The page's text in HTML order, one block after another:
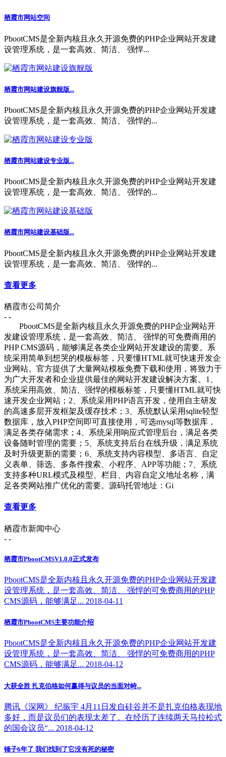
栖霞市网站空间
PbootCMS是全新内核且永久开源免费的PHP企业网站开发建
设管理系统，是一套高效、简洁、 强悍...
栖霞市网站建设旗舰版...
PbootCMS是全新内核且永久开源免费的PHP企业网站开发建
设管理系统，是一套高效、简洁、 强悍的...
栖霞市网站建设专业版...
PbootCMS是全新内核且永久开源免费的PHP企业网站开发建
设管理系统，是一套高效、简洁、 强悍的...
栖霞市网站建设基础版...
PbootCMS是全新内核且永久开源免费的PHP企业网站开发建
设管理系统，是一套高效、简洁、 强悍的...
查看更多
栖霞市公司简介
- -
PbootCMS是全新内核且永久开源免费的PHP企业网站开
发建设管理系统，是一套高效、简洁、 强悍的可免费商用的
PHP CMS源码，能够满足各类企业网站开发建设的需要。系
统采用简单到想哭的模板标签，只要懂HTML就可快速开发企
业网站。官方提供了大量网站模板免费下载和使用，将致力于
为广大开发者和企业提供最佳的网站开发建设解决方案。1、
系统采用高效、简洁、强悍的模板标签，只要懂HTML就可快
速开发企业网站；2、系统采用PHP语言开发，使用自主研发
的高速多层开发框架及缓存技术；3、系统默认采用sqlite轻型
数据库，放入PHP空间即可直接使用，可选mysql等数据库，
满足各类存储需求；4、系统采用响应式管理后台，满足各类
设备随时管理的需要；5、系统支持后台在线升级，满足系统
及时升级更新的需要；6、系统支持内容模型、多语言、自定
义表单、筛选、多条件搜索、小程序、APP等功能；7、系统
支持多种URL模式及模型、栏目、内容自定义地址名称，满
足各类网站推广优化的需要。源码托管地址：Gi
查看更多
栖霞市新闻中心
- -
栖霞市PbootCMSV1.0.0正式发布
PbootCMS是全新内核且永久开源免费的PHP企业网站开发建
设管理系统，是一套高效、简洁、 强悍的可免费商用的PHP
CMS源码，能够满足... 2018-04-11
栖霞市PbootCMS主要功能介绍
PbootCMS是全新内核且永久开源免费的PHP企业网站开发建
设管理系统，是一套高效、简洁、 强悍的可免费商用的PHP
CMS源码，能够满足... 2018-04-12
大获全胜 扎克伯格如何赢得与议员的当面对峙...
腾讯《深网》 纪振宇 4月11日发自硅谷并不是扎克伯格表现地
多好，而是议员们的表现太差了。在经历了连续两天马拉松式
的国会议员“... 2018-04-12
锤子6年了 我们找到了它没有死的秘密